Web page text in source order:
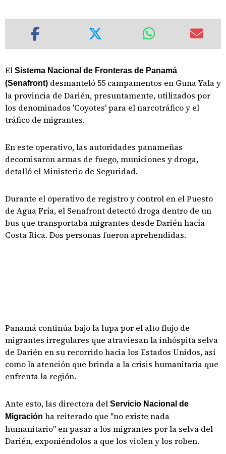
El Sistema Nacional de Fronteras de Panamá
(Senafront) desmanteló 55 campamentos en Guna Yala y
la provincia de Darién, presuntamente, utilizados por
los denominados 'Coyotes' para el narcotráfico y el
tráfico de migrantes.
En este operativo, las autoridades panameñas
decomisaron armas de fuego, municiones y droga,
detalló el Ministerio de Seguridad.
Durante el operativo de registro y control en el Puesto
de Agua Fría, el Senafront detectó droga dentro de un
bus que transportaba migrantes desde Darién hacía
Costa Rica. Dos personas fueron aprehendidas.
Panamá continúa bajo la lupa por el alto flujo de
migrantes irregulares que atraviesan la inhóspita selva
de Darién en su recorrido hacia los Estados Unidos, así
como la atención que brinda a la crisis humanitaria que
enfrenta la región.
Ante esto, las directora del Servicio Nacional de
Migración ha reiterado que "no existe nada
humanitario" en pasar a los migrantes por la selva del
Darién, exponiéndolos a que los violen y los roben.